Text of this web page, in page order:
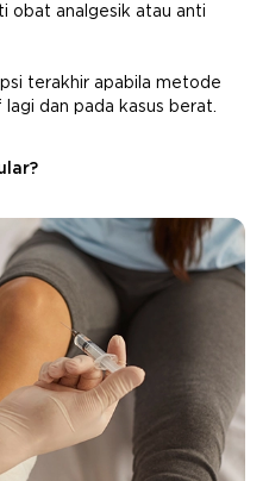
obat analgesik atau anti
terakhir apabila metode
dan pada kasus berat.